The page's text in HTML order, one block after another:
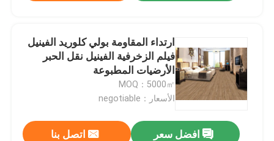
ارتداء المقاومة بولي كلوريد الفينيل
فيلم الزخرفية الفينيل نقل الحبر
الأرضيات المطبوعة
MOQ：5000㎡
الأسعار：negotiable
افضل سعر اتصل بنا